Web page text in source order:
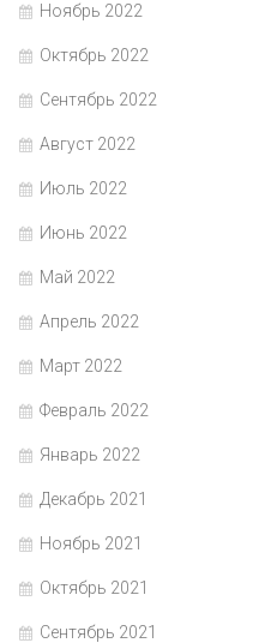
Ноябрь 2022
Октябрь 2022
Сентябрь 2022
Август 2022
Июль 2022
Июнь 2022
Май 2022
Апрель 2022
Март 2022
Февраль 2022
Январь 2022
Декабрь 2021
Ноябрь 2021
Октябрь 2021
Сентябрь 2021